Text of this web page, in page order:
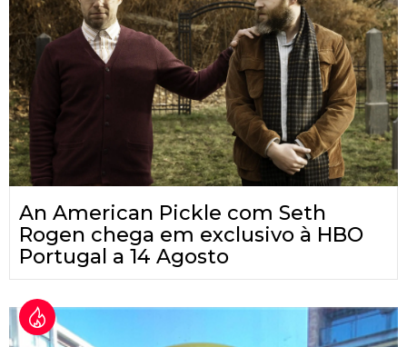
An American Pickle com Seth
Rogen chega em exclusivo à HBO
Portugal a 14 Agosto